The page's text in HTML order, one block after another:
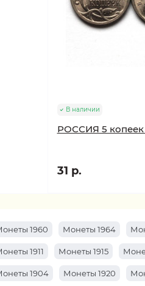
В наличии
РОССИЯ 5
31 р.
1960 Монеты 1964
1911 Монеты 1915
1904 Монеты 1920